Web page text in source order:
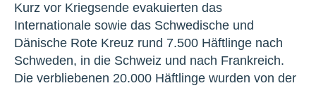
Kurz vor Kriegsende evakuierten das
Internationale sowie das Schwedische und
Dänische Rote Kreuz rund 7.500 Häftlinge nach
Schweden, in die Schweiz und nach Frankreich.
Die verbliebenen 20.000 Häftlinge wurden von der